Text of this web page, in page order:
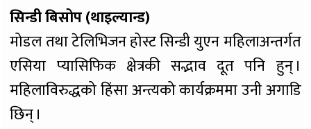
सिन्डी बिसोप (थाइल्यान्ड)
मोडल तथा टेलिभिजन होस्ट सिन्डी युएन महिलाअन्तर्गत
एसिया प्यासिफिक क्षेत्रकी सद्भाव दूत पनि हुन् ।
महिलाविरुद्धको हिंसा अन्त्यको कार्यक्रममा उनी अगाडि
छिन् ।